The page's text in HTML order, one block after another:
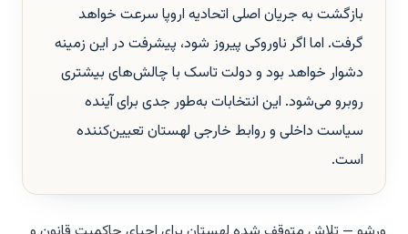
بازگشت به جریان اصلی اتحادیه اروپا سرعت خواهد
گرفت. اما اگر ناوروکی پیروز شود، پیشرفت در این زمینه
دشوار خواهد بود و دولت تاسک با چالش‌های بیشتری
روبرو می‌شود. این انتخابات به‌طور جدی برای آینده
سیاست داخلی و روابط خارجی لهستان تعیین‌کننده
است.